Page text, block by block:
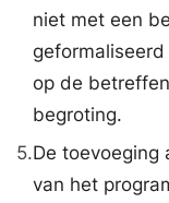
niet met een
op de
begroting.
5.De toevoeging
van het